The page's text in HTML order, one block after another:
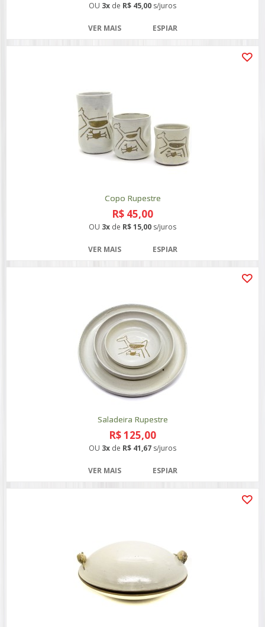
OU 3x de R$ 45,00 s/juros
VER MAIS ESPIAR
Copo Rupestre
R$ 45,00
OU 3x de R$ 15,00 s/juros
VER MAIS ESPIAR
Saladeira Rupestre
R$ 125,00
OU 3x de R$ 41,67 s/juros
VER MAIS ESPIAR